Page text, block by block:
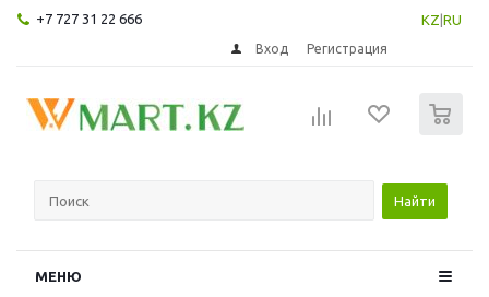
+7 727 31 22 666 KZ RU
Вход Регистрация
Найти
МЕНЮ